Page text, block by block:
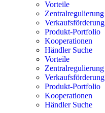
Vorteile
Zentralregulierung
Verkaufsförderung
Produkt-Portfolio
Kooperationen
Händler Suche
Vorteile
Zentralregulierung
Verkaufsförderung
Produkt-Portfolio
Kooperationen
Händler Suche